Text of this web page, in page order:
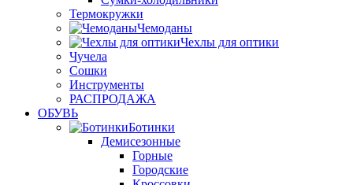
Термокружки
Чемоданы
Чехлы для оптики
Чучела
Сошки
Инструменты
РАСПРОДАЖА
ОБУВЬ
Ботинки
Демисезонные
Горные
Городские